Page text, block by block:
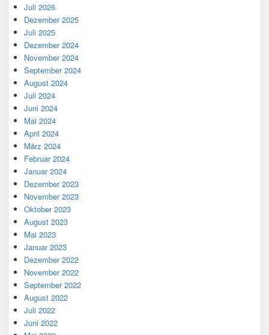
Juli 2026
Dezember 2025
Juli 2025
Dezember 2024
November 2024
September 2024
August 2024
Juli 2024
Juni 2024
Mai 2024
April 2024
März 2024
Februar 2024
Januar 2024
Dezember 2023
November 2023
Oktober 2023
August 2023
Mai 2023
Januar 2023
Dezember 2022
November 2022
September 2022
August 2022
Juli 2022
Juni 2022